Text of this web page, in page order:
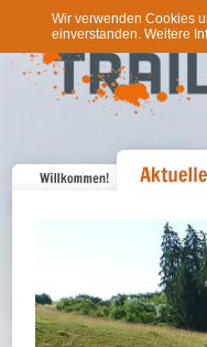
Wir verwenden Cookies
einverstanden. Weitere